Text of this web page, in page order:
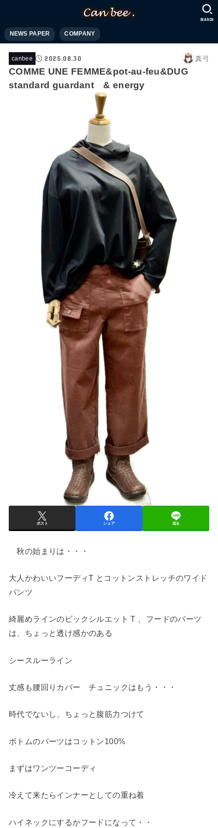
NEWS PAPER COMPANY
SEARCH
canbee 2025.08.30 真弓
COMME UNE FEMME&pot-au-feu&DUG
standard guardant & energy
ポスト シェア 送る
秋の始まりは・・・
大人かわいいフーディT とコットンストレッチのワイド
パンツ
綺麗めラインのビックシルエット T 、フードのパーツ
は、ちょっと透け感かのある
シースルーライン
丈感も腰回りカバー チュニックはもう・・・
時代でないし、ちょっと腹筋力つけて
ボトムのパーツはコットン100%
まずはワンツーコーディ
冷えて来たらインナーとしての重ね着
ハイネックにするかフードになって・・